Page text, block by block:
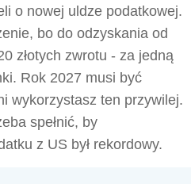
o nowej uldze podatkowej.
bo do odzyskania od
złotych zwrotu - za jedną
Rok 2027 musi być
wykorzystasz ten przywilej.
spełnić, by
z US był rekordowy.